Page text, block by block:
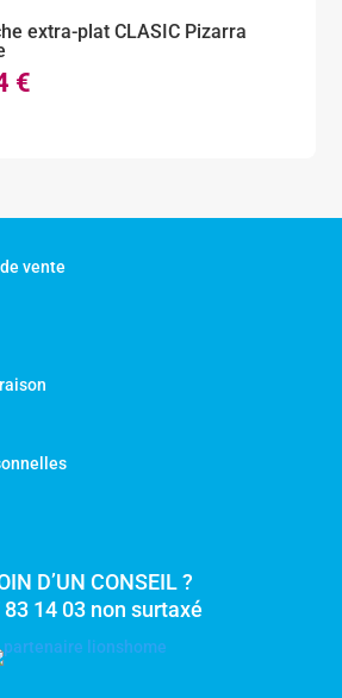
extra-plat CLASIC Pizarra
€
vente
D’UN CONSEIL ?
83 14 03 non surtaxé